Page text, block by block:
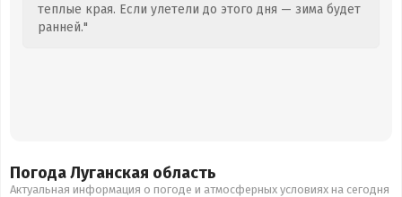
теплые края. Если улетели до этого дня — зима будет
ранней."
Погода Луганская область
Актуальная информация о погоде и атмосферных условиях на сегодня